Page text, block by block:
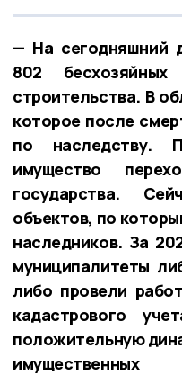
— На сегодняшний
802 бесхозяйных
строительства. В
которое после
по наследству.
имущество
государства.
объектов, по
наследников. За
муниципалитеты
либо провели
кадастрового
положительную